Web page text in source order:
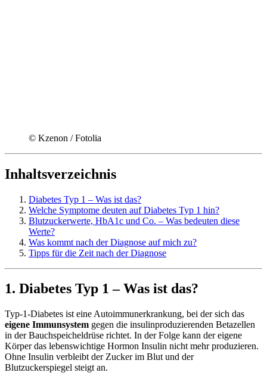
© Kzenon / Fotolia
Inhaltsverzeichnis
Diabetes Typ 1 – Was ist das?
Welche Symptome deuten auf Diabetes Typ 1 hin?
Blutzuckerwerte, HbA1c und Co. – Was bedeuten diese
Werte?
Was kommt nach der Diagnose auf mich zu?
Tipps für die Zeit nach der Diagnose
1. Diabetes Typ 1 – Was ist das?
Typ-1-Diabetes ist eine Autoimmunerkrankung, bei der sich das
eigene Immunsystem gegen die insulinproduzierenden Betazellen
in der Bauchspeicheldrüse richtet. In der Folge kann der eigene
Körper das lebenswichtige Hormon Insulin nicht mehr produzieren.
Ohne Insulin verbleibt der Zucker im Blut und der
Blutzuckerspiegel steigt an.